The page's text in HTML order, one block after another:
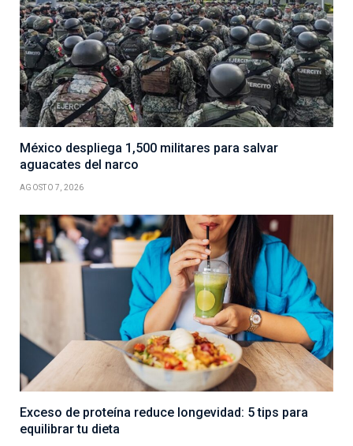
México despliega 1,500 militares para salvar
aguacates del narco
AGOSTO 7, 2026
Exceso de proteína reduce longevidad: 5 tips para
equilibrar tu dieta